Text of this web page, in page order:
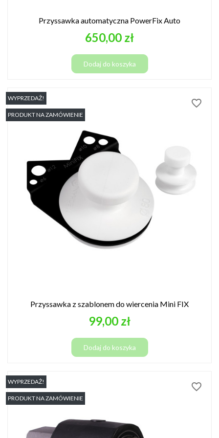
Przyssawka automatyczna PowerFix Auto
Cena
650,00 zł
Dodaj do koszyka
Przyssawka z szablonem do wiercenia Mini FIX
Cena
99,00 zł
Dodaj do koszyka
WYPRZEDAŻ!
PRODUKT NA ZAMÓWIENIE
favorite_border
WYPRZEDAŻ!
PRODUKT NA ZAMÓWIENIE
favorite_border